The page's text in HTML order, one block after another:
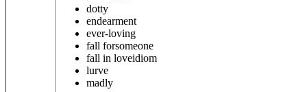
dotty
endearment
ever-loving
fall forsomeone
fall in loveidiom
lurve
madly